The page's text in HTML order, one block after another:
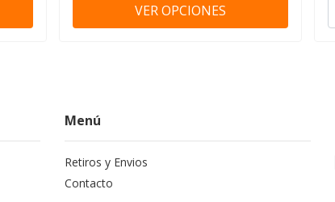
VER OPCIONES
Menú
Retiros y Envios
Contacto